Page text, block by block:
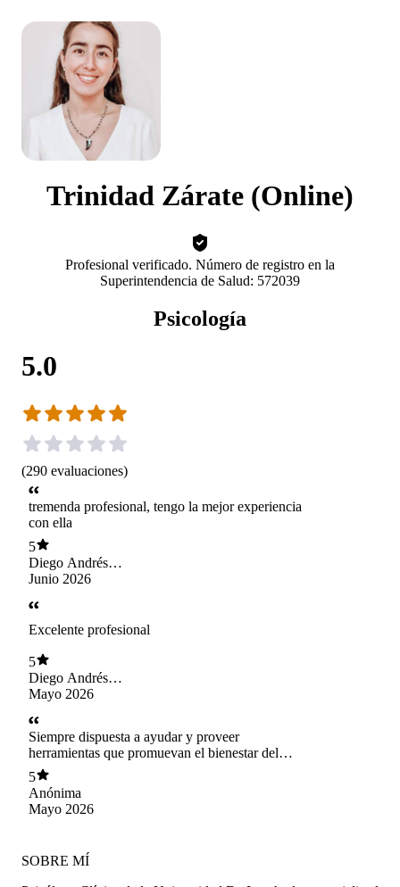
Trinidad Zárate (Online)
Profesional verificado. Número de registro en la
Superintendencia de Salud: 572039
Psicología
5.0
(290 evaluaciones)
tremenda profesional, tengo la mejor experiencia
con ella
5
Diego Andrés
Carvallo Rozas
Junio 2026
Excelente profesional
5
Diego Andrés
Carvallo Rozas
Mayo 2026
Siempre dispuesta a ayudar y proveer
herramientas que promuevan el bienestar del
paciente.
5
Anónima
Mayo 2026
SOBRE MÍ